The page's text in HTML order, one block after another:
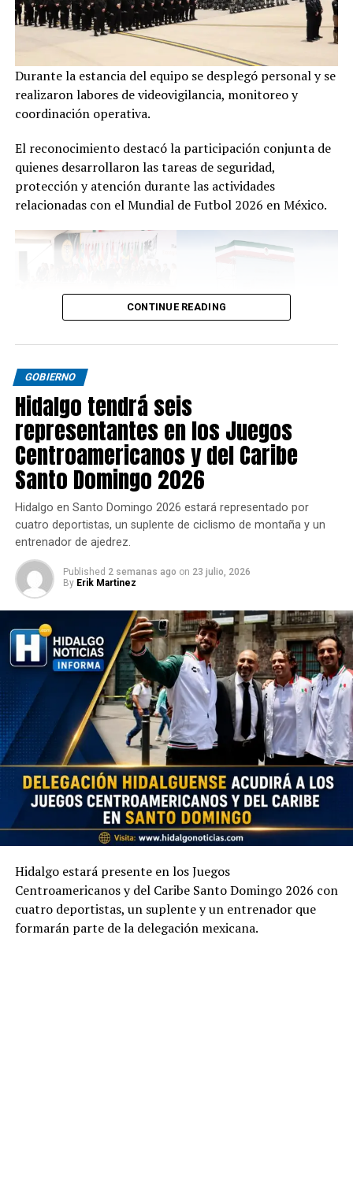
Durante la estancia del equipo se desplegó personal y se
realizaron labores de videovigilancia, monitoreo y
coordinación operativa.
El reconocimiento destacó la participación conjunta de
quienes desarrollaron las tareas de seguridad,
protección y atención durante las actividades
relacionadas con el Mundial de Futbol 2026 en México.
CONTINUE READING
GOBIERNO
Hidalgo tendrá seis
representantes en los Juegos
Centroamericanos y del Caribe
Santo Domingo 2026
Hidalgo en Santo Domingo 2026 estará representado por
cuatro deportistas, un suplente de ciclismo de montaña y un
entrenador de ajedrez.
Published 2 semanas ago on 23 julio, 2026
By Erik Martinez
Hidalgo estará presente en los Juegos
Centroamericanos y del Caribe Santo Domingo 2026 con
cuatro deportistas, un suplente y un entrenador que
formarán parte de la delegación mexicana.